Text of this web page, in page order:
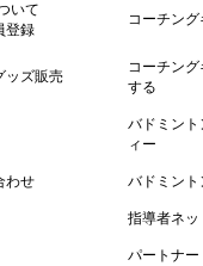
いて
登録
コーチン
ッズ販売
コーチン
する
バドミント
ィー
わせ バドミント
指導者ネッ
パートナー